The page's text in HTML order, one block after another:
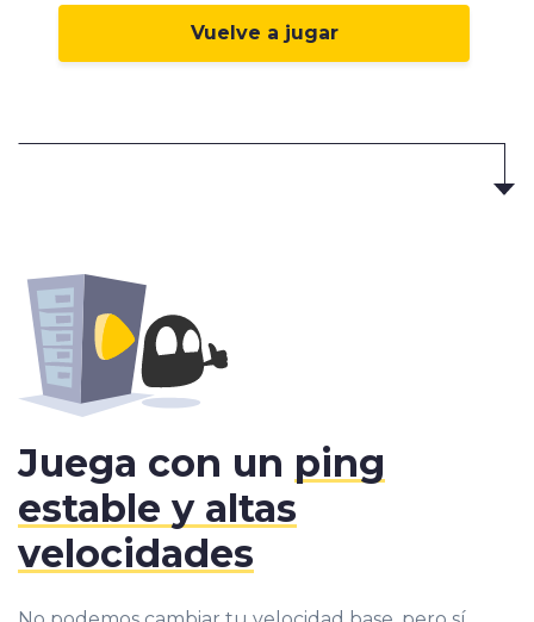
Vuelve a jugar
Juega con un ping
estable y altas
velocidades